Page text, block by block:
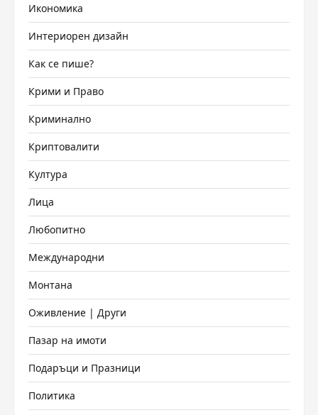
Икономика
Интериорен дизайн
Как се пише?
Крими и Право
Криминално
Криптовалити
Култура
Лица
Любопитно
Международни
Монтана
Оживление | Други
Пазар на имоти
Подаръци и Празници
Политика